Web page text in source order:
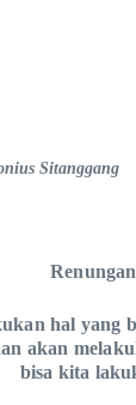
Sitanggang
hal yang
akan
bisa kita